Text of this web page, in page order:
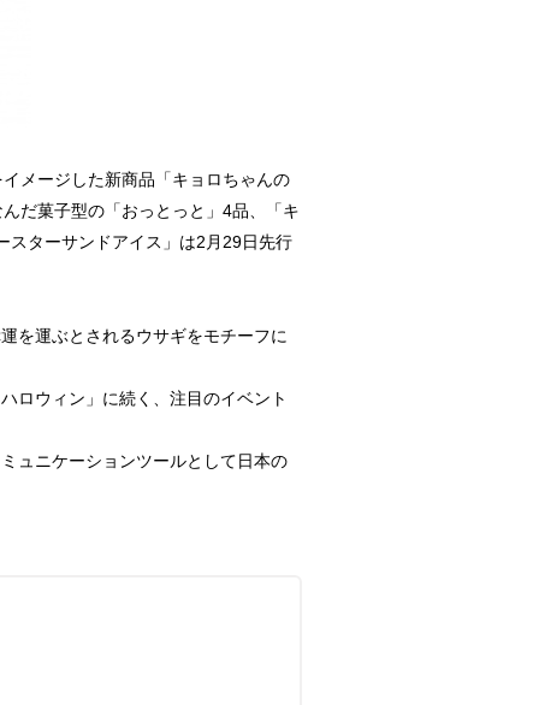
メージした新商品「キョロちゃんの
だ菓子型の「おっとっと」4品、「キ
スターサンドアイス」は2月29日先行
を運ぶとされるウサギをモチーフに
ロウィン」に続く、注目のイベント
ュニケーションツールとして日本の